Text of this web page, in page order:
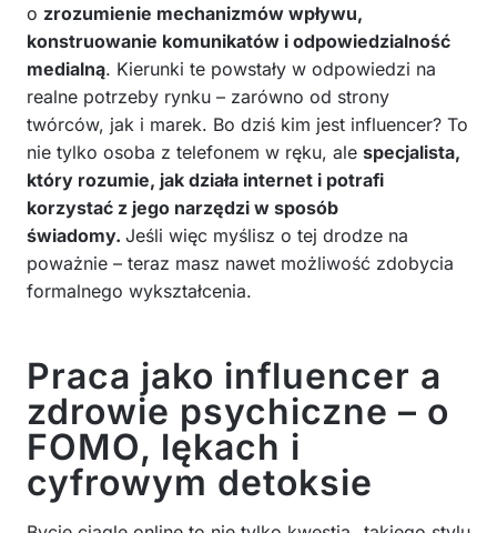
o zrozumienie mechanizmów wpływu,
konstruowanie komunikatów i odpowiedzialność
medialną. Kierunki te powstały w odpowiedzi na
realne potrzeby rynku – zarówno od strony
twórców, jak i marek. Bo dziś kim jest influencer? To
nie tylko osoba z telefonem w ręku, ale specjalista,
który rozumie, jak działa internet i potrafi
korzystać z jego narzędzi w sposób
świadomy. Jeśli więc myślisz o tej drodze na
poważnie – teraz masz nawet możliwość zdobycia
formalnego wykształcenia.
Praca jako influencer a
zdrowie psychiczne – o
FOMO, lękach i
cyfrowym detoksie